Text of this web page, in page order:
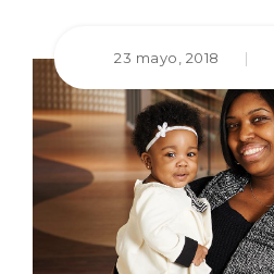
23 mayo, 2018 |